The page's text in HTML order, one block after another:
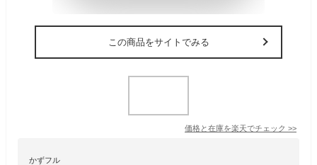
この商品をサイトでみる
価格と在庫を楽天でチェック >>
かずフル